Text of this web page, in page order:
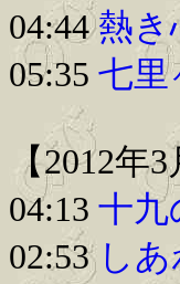
04:44熱き
05:35 七里
【2012年3
04:13 十九
02:53 し